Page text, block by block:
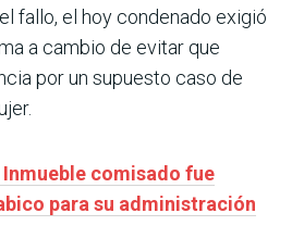
fallo, el hoy condenado exigió
a cambio de evitar que
por un supuesto caso de
comisado fue
para su administración